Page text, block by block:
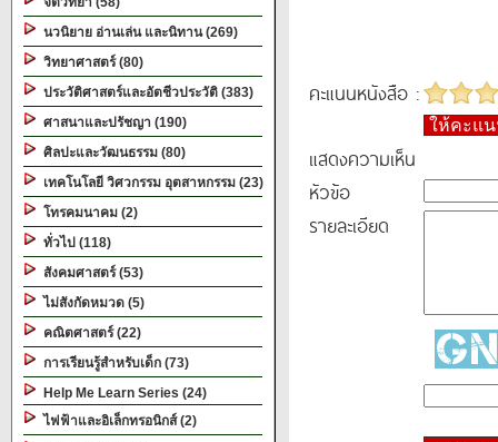
นวนิยาย อ่านเล่น และนิทาน (269)
วิทยาศาสตร์ (80)
ประวัติศาสตร์และอัตชีวประวัติ (383)
ศาสนาและปรัชญา (190)
ศิลปะและวัฒนธรรม (80)
เทคโนโลยี วิศวกรรม อุตสาหกรรม (23)
โทรคมนาคม (2)
ทั่วไป (118)
สังคมศาสตร์ (53)
ไม่สังกัดหมวด (5)
คณิตศาสตร์ (22)
การเรียนรู้สำหรับเด็ก (73)
Help Me Learn Series (24)
ไฟฟ้าและอิเล็กทรอนิกส์ (2)
คะแนนหนังสือ :
ให้คะแ
แสดงความเห็น
หัวข้อ
รายละเอียด